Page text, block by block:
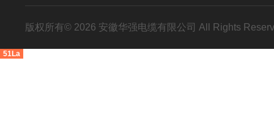
版权所有© 2026 安徽华强电缆有限公司 All Rights
51La